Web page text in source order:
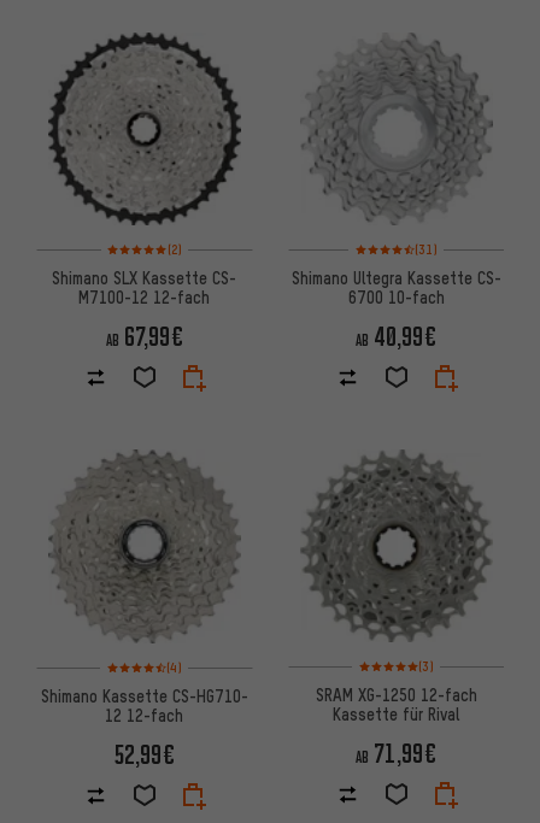
Bewertungen: 5 von 5 basierend auf 2 Bewertungen
(2)
Shimano SLX Kassette CS-
M7100-12 12-fach
AB 67,99€
Bewertungen: 4,5 von 5
(31)
Shimano Ultegra Kassette CS-
6700 10-fach
AB 40,99€
Bewertungen: 4,5 von 5 basierend auf 4 Bewertungen
(4)
Shimano Kassette CS-HG710-
12 12-fach
52,99€
Bewertungen: 5 von 5
(3)
SRAM XG-1250 12-fach
Kassette für Rival
AB 71,99€